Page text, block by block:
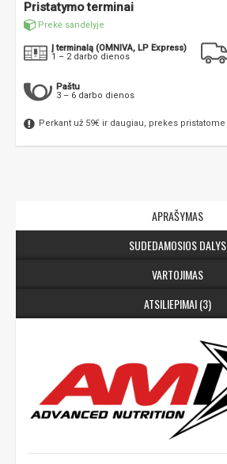
Pristatymo terminai
Prekė sandėlyje
Į terminalą (OMNIVA, LP Express)
1 – 2 darbo dienos
Paštu
3 – 6 darbo dienos
Perkant už 59€ ir daugiau, prekes pristatome
APRAŠYMAS
SUDEDAMOSIOS DALYS
VARTOJIMAS
ATSILIEPIMAI (3)